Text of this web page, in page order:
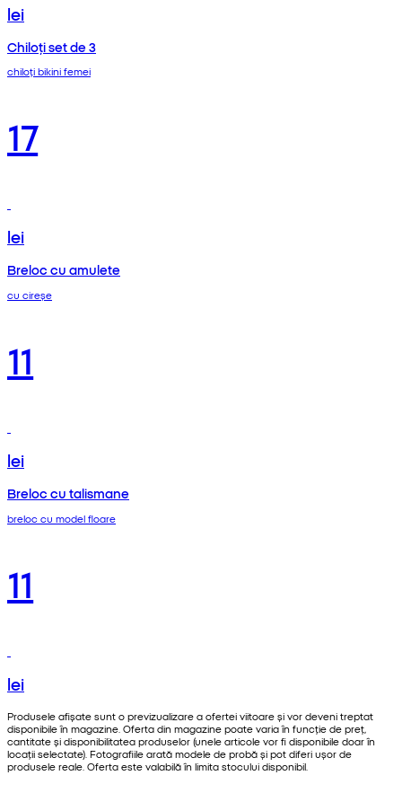
lei
Chiloți set de 3
chiloți bikini femei
17
lei
Breloc cu amulete
cu cireșe
11
lei
Breloc cu talismane
breloc cu model floare
11
lei
Produsele afișate sunt o previzualizare a ofertei viitoare și vor deveni treptat
disponibile în magazine. Oferta din magazine poate varia în funcție de preț,
cantitate și disponibilitatea produselor (unele articole vor fi disponibile doar în
locații selectate). Fotografiile arată modele de probă și pot diferi ușor de
produsele reale. Oferta este valabilă în limita stocului disponibil.